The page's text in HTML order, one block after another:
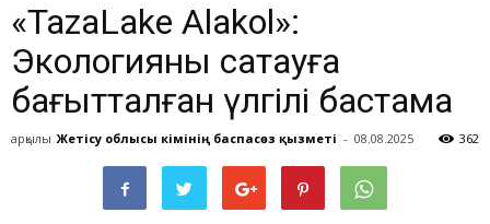
«TazaLake Alakol»:
Экологияны сақтауға
бағытталған үлгілі бастама
арқылы Жетісу облысы әкімінің баспасөз қызметі - 08.08.2025 362